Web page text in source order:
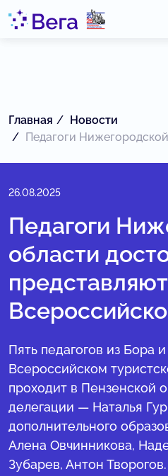
Главная
Новости
Педагоги
26.08.2025
Педагоги
области
Пять педагогов из Бора
Всероссийском
проходит в Пензенской
делегации — Наталья
дополнительного
Алена Овчинникова,
Зубарев, Антон Творогов.